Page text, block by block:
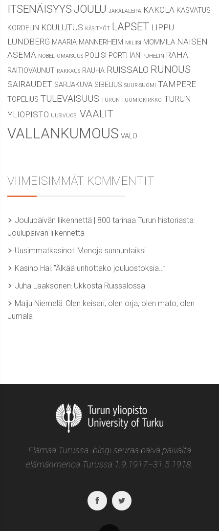
ITSENÄISYYS JOULU JÄKÄLÄLEIPÄ KAKOLA KASVATUS
KORDELIN KOULUTUS KÄSITYÖT LAPSET LIPPU
LUNDBERG MAARIA MANNERHEIM MILIISI MOMMILA NAISEN
ASEMA NOBEL OMAISUUS POLIISI PORTHAN PUHELIN RAHA
RAITIOVAUNUT RAKKAUS RAUHA RUISSALO RUNOUS
SAIRAUDET SARJAKUVA SIBELIUS SUUR-SUOMI TAMPERE
TOPELIUS TULEVAISUUS TURUN TUOMIOKIRKKO TURUN
YLIOPISTO UUSIVUOSI VAALIT
VALLANKUMOUS VALO
VIIMEISIMMÄT KOMMENTIT
Joulupäivän liikennettä | 800 tarinaa Turun historiasta:
Joulupäivän liikennettä
Uusimmatkasinot: Menoja sunnuntaiksi
Kasino Hai: ”Älkää unhottako jouluostoksia…”
Juha Laaksonen: Ukkosta Ruissalossa
Maiju Niemelä: Olen keisari, olen orja, olen mato, olen
Jumala
Elämää Turussa -blogi seuraa päivä päivältä
elämänmenoa Turussa 1.9.1917–31.5.1918.
FacebookTwitter